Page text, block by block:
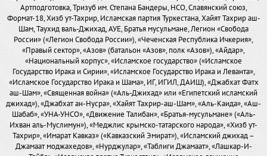
Артподготовка, Тризуб им. Степана Бандеры, НСО, Славянский союз,
Формат-18, Хизб ут-Тахрир, Исламская партия Туркестана, Хайят Тахрир аш-
Шам, Таухид валь-Джихад, АУЕ, Братья мусульмане, Легион «Свобода
России» («Легион Свобода России»), «Чеченская Республика Ичкерия»,
«Правый сектор», «Азов» (батальон «Азов», полк «Азов»), «Айдар»,
«Национальный корпус», «Исламское государство» («Исламское
Государство Ирака и Сирии», «Исламское Государство Ирака и Леванта»,
«Исламское Государство Ирака и Шама», ИГ, ИГИЛ, ДАИШ), «Джабхат Фатх
аш-Шам», «Священная война» («Аль-Джихад» или «Египетский исламский
джихад»), «Джабхат ан-Нусра», «Хайят Тахрир-аш-Шам», «Аль-Каида», «Аш-
Шабаб», «УНА-УНСО», «Движение Талибан», «Братья-мусульмане» («Аль-
Ихван аль-Муслимун»), «Меджлис крымско-татарского народа», «Хизб ут-
Тахрир», «Имарат Кавказ» («Кавказский Эмират»), «Исламский джихад –
Джамаат моджахедов», «Нурджулар», «Таблиги Джамаат», «Лашкар-И-